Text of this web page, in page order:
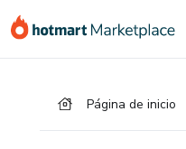
Página de inicio